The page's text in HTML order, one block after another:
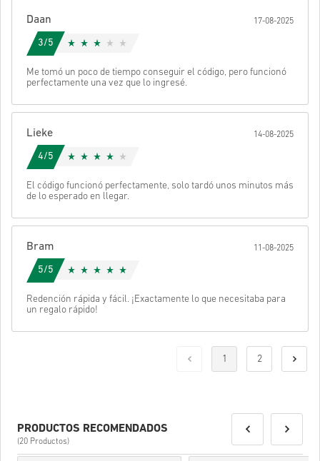
tu código.
Daan 17-08-2025
3/5
Me tomó un poco de tiempo conseguir el código, pero funcionó
perfectamente una vez que lo ingresé.
Lieke 14-08-2025
4/5
El código funcionó perfectamente, solo tardó unos minutos más
de lo esperado en llegar.
Bram 11-08-2025
5/5
Redención rápida y fácil. ¡Exactamente lo que necesitaba para
un regalo rápido!
1 2
PRODUCTOS RECOMENDADOS
(20 Productos)